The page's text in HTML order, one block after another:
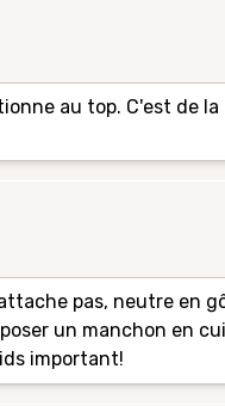
au top. C'est de
pas, neutre en
un manchon en
important!